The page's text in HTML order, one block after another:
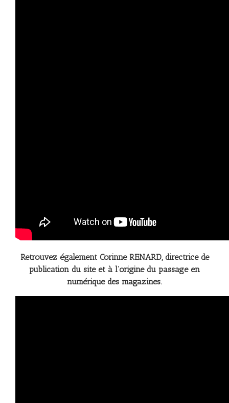
Retrouvez également Corinne RENARD, directrice de
publication du site et à l’origine du passage en
numérique des magazines.